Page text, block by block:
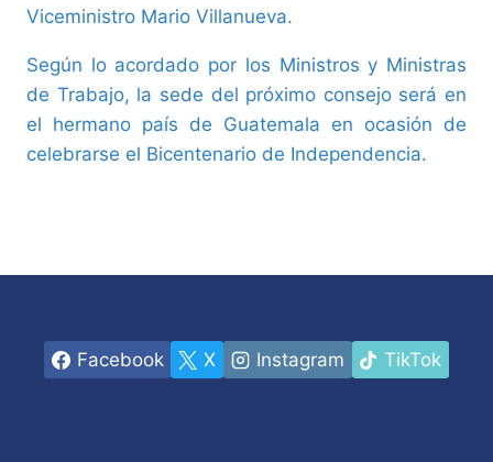
Viceministro Mario Villanueva.
Según lo acordado por los Ministros y Ministras
de Trabajo, la sede del próximo consejo será en
el hermano país de Guatemala en ocasión de
celebrarse el Bicentenario de Independencia.
Facebook X Instagram TikTok